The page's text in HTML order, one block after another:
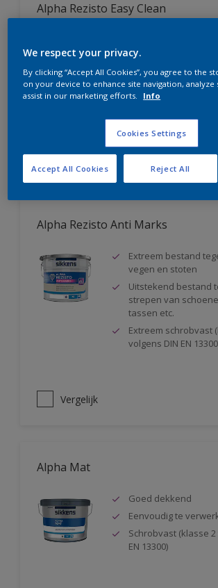
Alpha Rezisto Easy Clean
reinigbaar
Water-, vuil- en
Extreem schrobvast
volgens DIN EN 13300)
Vergelijk
Alpha Rezisto Anti Marks
Extreem bestand
vegen en stoten
Uitstekend bestand
strepen van
tassen etc.
Extreem schrobvast
volgens DIN EN
Vergelijk
Alpha Mat
Goed dekkend
Eenvoudig te
Schrobvast (klasse 2
EN 13300)
We respect your privacy.
By clicking “Accept All Cookies”, you agree to the
on your device to enhance site navigation, analyze
assist in our marketing efforts.
Info
Cookies Settings
Reject All
Accept All Cookies